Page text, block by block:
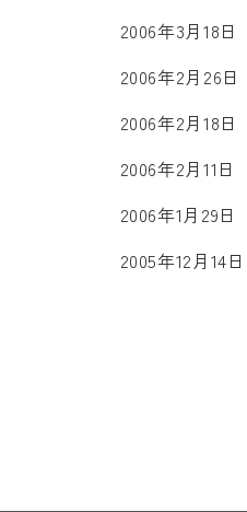
2006年3月18日
2006年2月26日
2006年2月18日
2006年2月11日
2006年1月29日
2005年12月14日